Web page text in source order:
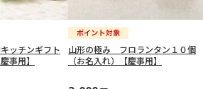
ッチンギフト
事用】
山形の極み フロランタン１０個
（お名入れ）【慶事用】